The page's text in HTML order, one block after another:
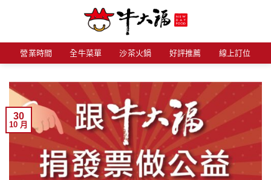
營業時間 全牛菜單 沙茶火鍋 好評推薦 線上訂位
30
10 月